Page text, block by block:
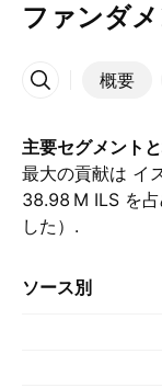
ファンダ
概要
その他
主要セグメント
最大の貢献は イ
‪38.98 M‬ ILS を
した）.
ソース別